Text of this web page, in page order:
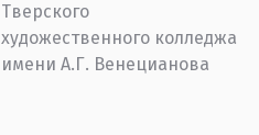
Тверского
художественного колледжа
имени А.Г. Венецианова